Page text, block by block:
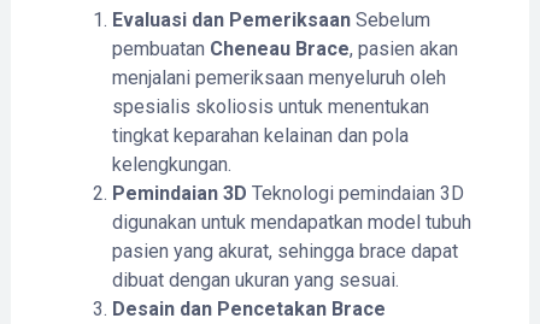
Evaluasi dan PemeriksaanSebelum
pembuatan Cheneau Brace, pasien akan
menjalani pemeriksaan menyeluruh oleh
spesialis skoliosis untuk menentukan
tingkat keparahan kelainan dan pola
kelengkungan.
Pemindaian 3D Teknologi pemindaian 3D
digunakan untuk mendapatkan model tubuh
pasien yang akurat, sehingga brace dapat
dibuat dengan ukuran yang sesuai.
Desain dan Pencetakan Brace